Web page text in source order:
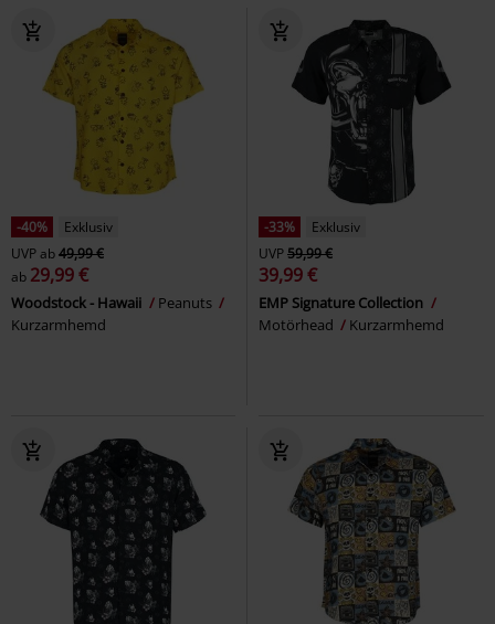
-40%
Exklusiv
UVPab49,99 €
ab 29,99 €
Woodstock - Hawaii
Peanuts
Kurzarmhemd
-33%
Exklusiv
UVP59,99 €
39,99 €
EMP Signature Collection
Motörhead
Kurzarmhemd